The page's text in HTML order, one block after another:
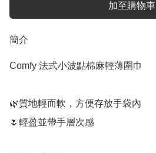
加至購物車
簡介
Comfy 法式小波點棉麻輕薄圍巾
🌿質地輕而軟，方便存放手袋內
🌷輕盈並帶手層次感